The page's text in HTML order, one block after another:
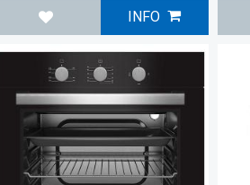
Lägg till i favoriter
INFO